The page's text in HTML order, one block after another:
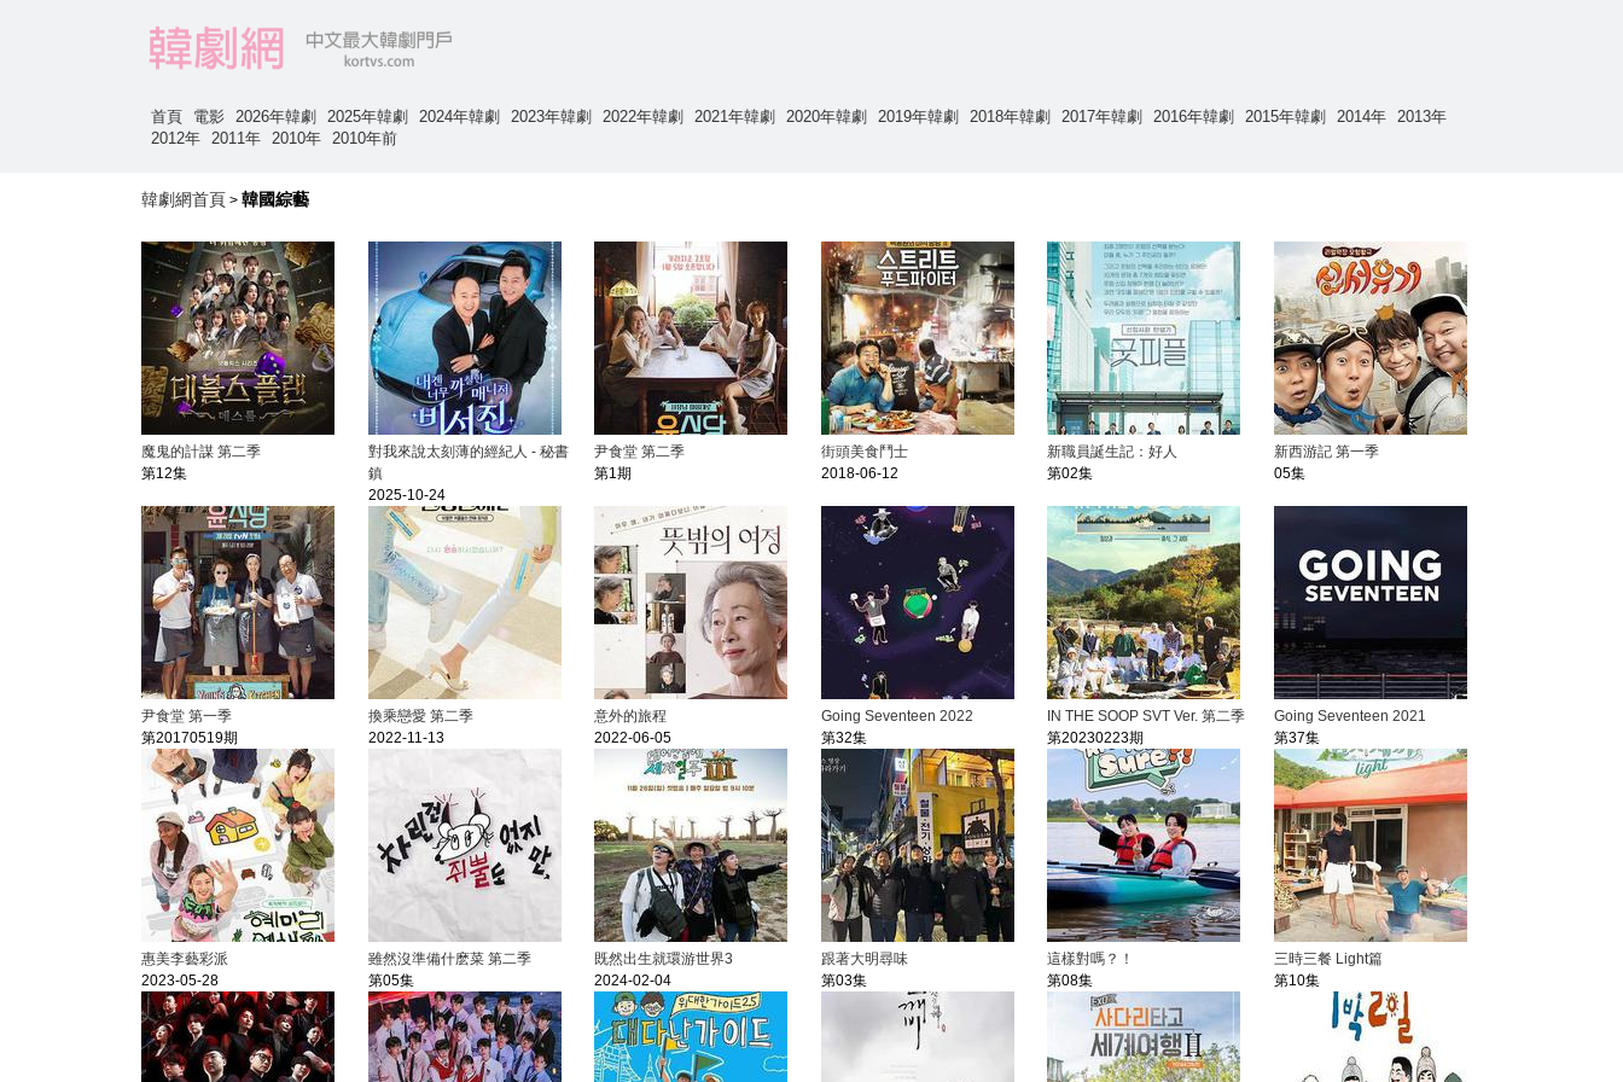
首頁 電影 2026年韓劇 2025年韓劇 2024年韓劇 2023年韓劇 2022年韓劇 2021年韓劇 2020年韓劇 2019年韓劇 2018年韓劇 2017年韓劇 2016年韓劇 2015年韓劇 2014年
2013年
2012年
2011年 2010年 2010年前
韓劇網首頁 > 韓國綜藝
魔鬼的計謀 第二季
第12集
對我來說太刻薄的經紀人 - 秘書
鎮
2025-10-24
尹食堂 第二季
第1期
街頭美食鬥士
2018-06-12
新職員誕生記：好人
第02集
新西游記 第一季
05集
尹食堂 第一季
第20170519期
換乘戀愛 第二季
2022-11-13
意外的旅程
2022-06-05
Going Seventeen 2022
第32集
IN THE SOOP SVT Ver. 第二季
第20230223期
Going Seventeen 2021
第37集
惠美李藝彩派
2023-05-28
雖然沒準備什麽菜 第二季
第05集
既然出生就環游世界3
2024-02-04
跟著大明尋味
第03集
這樣對嗎？！
第08集
三時三餐 Light篇
第10集